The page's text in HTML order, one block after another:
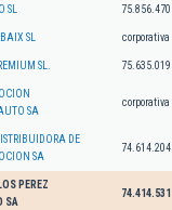
SL 75.856.470
SL corporativa
SL. 75.635.019
SA
corporativa
DE
SA
74.614.204
PEREZ
SA
74.414.531